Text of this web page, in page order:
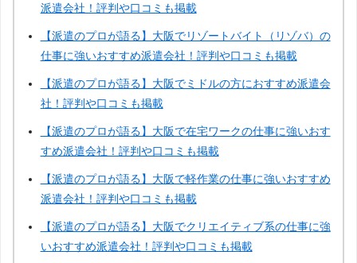
派遣会社！評判や口コミも掲載
【派遣のプロが語る】大阪でリゾートバイト（リゾバ）の
仕事に強いおすすめ派遣会社！評判や口コミも掲載
【派遣のプロが語る】大阪でミドルの方におすすめ派遣会
社！評判や口コミも掲載
【派遣のプロが語る】大阪で在宅ワークの仕事に強いおす
すめ派遣会社！評判や口コミも掲載
【派遣のプロが語る】大阪で軽作業の仕事に強いおすすめ
派遣会社！評判や口コミも掲載
【派遣のプロが語る】大阪でクリエイティブ系の仕事に強
いおすすめ派遣会社！評判や口コミも掲載